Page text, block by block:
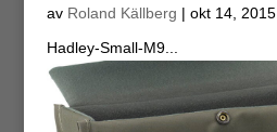
av Roland Källberg | okt 14, 2015
Hadley-Small-M9...